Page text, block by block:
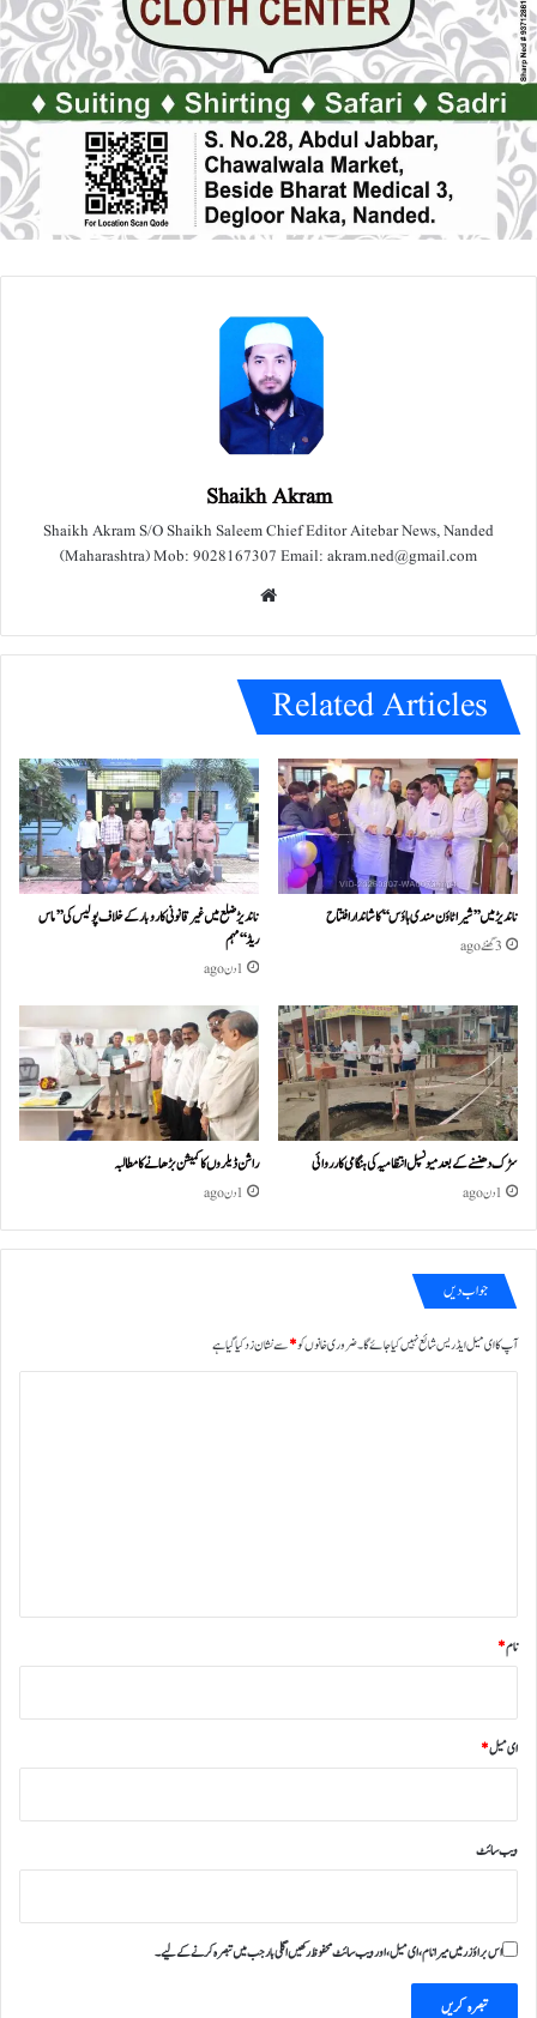
Shaikh Akram
Shaikh Akram S/O Shaikh Saleem Chief Editor Aitebar News, Nanded
(Maharashtra) Mob: 9028167307 Email: akram.ned@gmail.com
e
Related Articles
ناندیڑ میں ’’شیرا ٹاؤن مندی ہاؤس‘‘ کا شاندار افتتاح
3 گھنٹے ago
ناندیڑ ضلع میں غیر قانونی کاروبار کے خلاف پولیس کی ’’ماس
ریڈ‘‘ مہم
1 دن ago
سڑک دھنسنے کے بعد میونسپل انتظامیہ کی ہنگامی کارروائی
1 دن ago
راشن ڈیلروں کا کمیشن بڑھانے کا مطالبہ
1 دن ago
جواب دیں
آپ کا ای میل ایڈریس شائع نہیں کیا جائے گا۔ضروری خانوں کو*سے نشان زد کیا گیا ہے
نام*
ای میل*
ویب‌ سائٹ
اس براؤزر میں میرا نام، ای میل، اور ویب سائٹ محفوظ رکھیں اگلی بار جب میں تبصرہ کرنے کےلیے۔